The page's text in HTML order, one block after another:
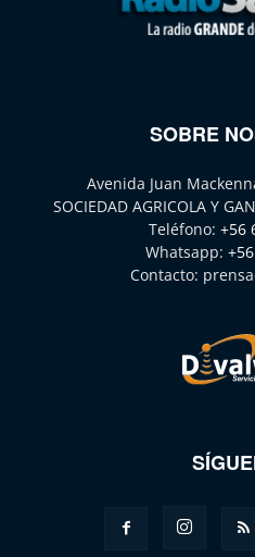
SOBRE
Avenida Juan
SOCIEDAD AGRICOLA Y
Teléfono: +56
Whatsapp:
Contacto: